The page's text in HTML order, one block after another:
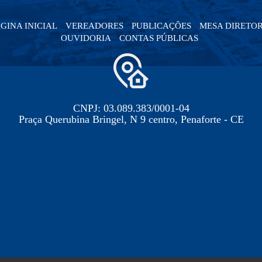
INICIAL VEREADORES PUBLICAÇÕES
MESA
OUVIDORIA
CONTAS PÚBLICAS
CNPJ: 03.089.383/0001-04
Praça Querubina Bringel, N 9 centro, Penaforte - CE